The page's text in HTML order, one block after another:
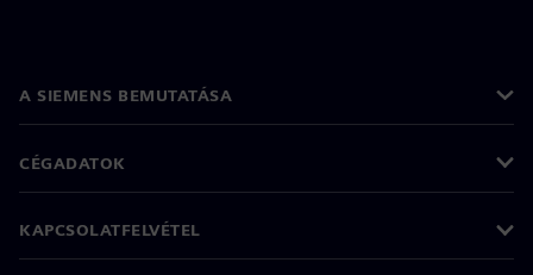
A SIEMENS BEMUTATÁSA
CÉGADATOK
KAPCSOLATFELVÉTEL